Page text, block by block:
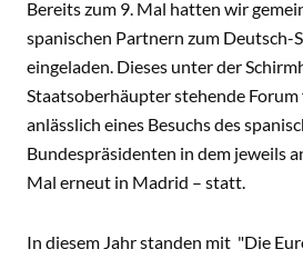
Bereits zum 9. Mal hatten wir
spanischen Partnern zum Deutsch-
eingeladen. Dieses unter der
Staatsoberhäupter stehende
anlässlich eines Besuchs des
Bundespräsidenten in dem jeweils
Mal erneut in Madrid – statt.
In diesem Jahr standen mit "Die